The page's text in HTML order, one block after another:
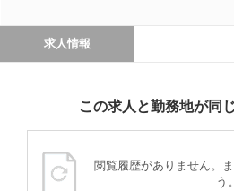
求人情報
この求人と勤務地が同
閲覧履歴がありません。
う。